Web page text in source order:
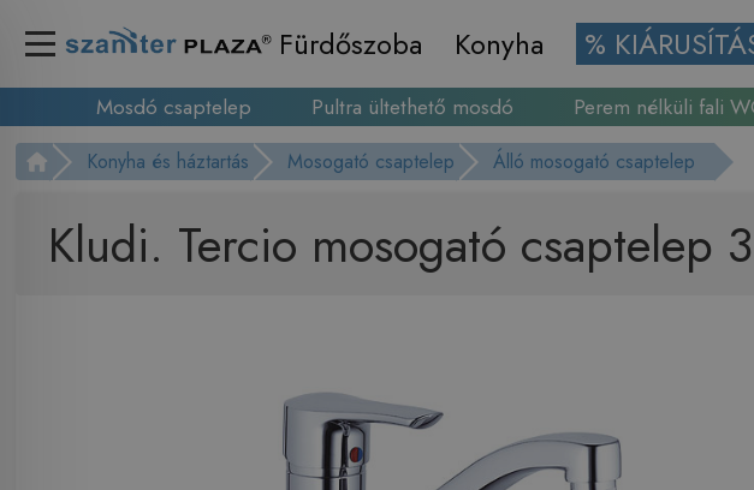
Fürdőszoba Konyha %
Mosdó csaptelep Pultra ültethető mosdó Perem nélküli fali
Konyha és háztartás Mosogató csaptelep Álló mosogató csaptelep
Kludi. Tercio mosogató csaptelep